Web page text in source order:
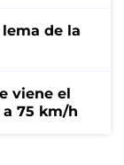
de la
viene el
75 km/h